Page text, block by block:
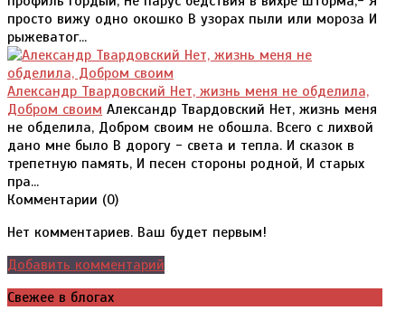
просто вижу одно окошко В узорах пыли или мороза И
рыжеватог...
Александр Твардовский Нет, жизнь меня не обделила,
Добром своим Александр Твардовский Нет, жизнь меня
не обделила, Добром своим не обошла. Всего с лихвой
дано мне было В дорогу - света и тепла. И сказок в
трепетную память, И песен стороны родной, И старых
пра...
Комментарии (0)
Нет комментариев. Ваш будет первым!
Добавить комментарий
Свежее в блогах